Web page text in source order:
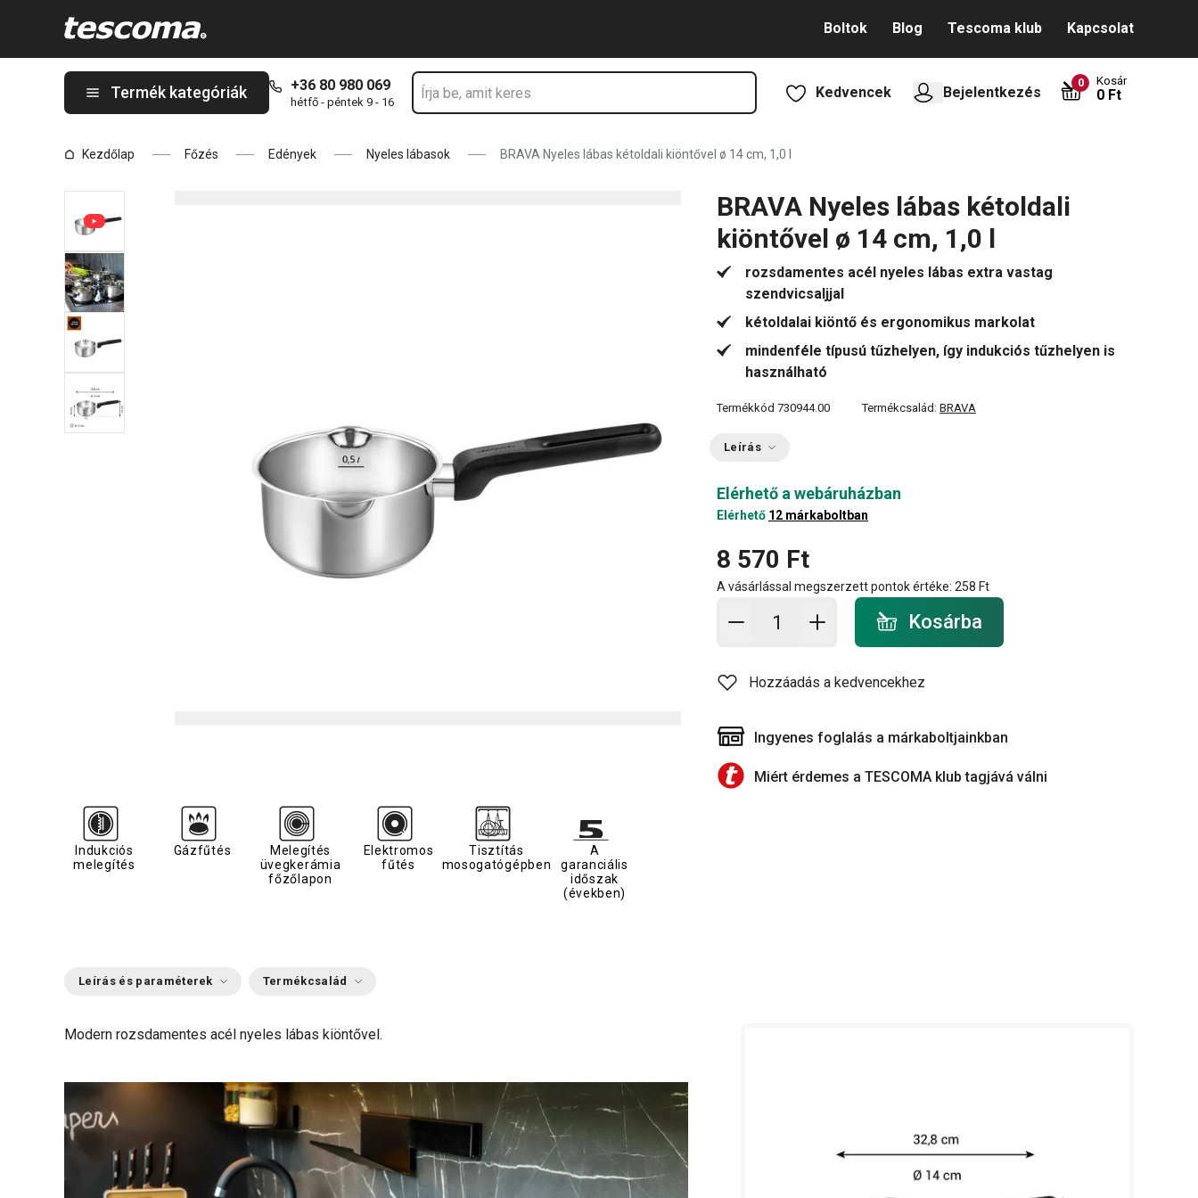
Boltok Blog Tescoma klub Kapcsolat
Termék kategóriák +36 80 980 069
hétfő - péntek 9 - 16
Kedvencek Bejelentkezés
0 Kosár
0 Ft
Kezdőlap Főzés Edények Nyeles lábasok BRAVA Nyeles lábas kétoldali kiöntővel ø 14 cm, 1,0 l
BRAVA Nyeles lábas kétoldali
kiöntővel ø 14 cm, 1,0 l
rozsdamentes acél nyeles lábas extra vastag
szendvicsaljjal
kétoldalai kiöntő és ergonomikus markolat
mindenféle típusú tűzhelyen, így indukciós tűzhelyen is
használható
Termékkód 730944.00 Termékcsalád: BRAVA
Leírás
Elérhető a webáruházban
Elérhető 12 márkaboltban
8 570 Ft
A vásárlással megszerzett pontok értéke: 258 Ft
Kosárba - mennyiség
Kosárba
Hozzáadás a kedvencekhez
Ingyenes foglalás a márkaboltjainkban
Miért érdemes a TESCOMA klub tagjává válni
Indukciós
melegítés
Gázfűtés
Melegítés
üvegkerámia
főzőlapon
Elektromos
fűtés
Tisztítás
mosogatógépben
A
garanciális
időszak
(években)
Leírás és paraméterek Termékcsalád
Modern rozsdamentes acél nyeles lábas kiöntővel.